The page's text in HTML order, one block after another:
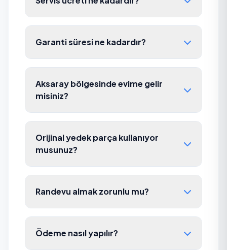
Garanti süresi ne kadardır?
Aksaray bölgesinde evime gelir
misiniz?
Orijinal yedek parça kullanıyor
musunuz?
Randevu almak zorunlu mu?
Ödeme nasıl yapılır?